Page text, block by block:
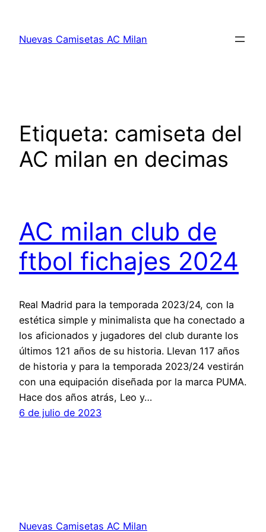
contenido
Nuevas Camisetas AC Milan
Etiqueta: camiseta del
AC milan en decimas
AC milan club de
ftbol fichajes 2024
Real Madrid para la temporada 2023/24, con la
estética simple y minimalista que ha conectado a
los aficionados y jugadores del club durante los
últimos 121 años de su historia. Llevan 117 años
de historia y para la temporada 2023/24 vestirán
con una equipación diseñada por la marca PUMA.
Hace dos años atrás, Leo y…
6 de julio de 2023
Nuevas Camisetas AC Milan